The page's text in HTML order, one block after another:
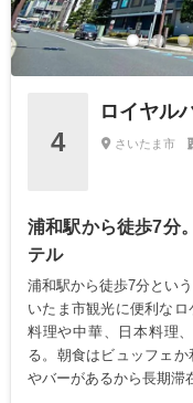
4
ロイヤル
さいたま市
浦和駅から徒歩7分
テル
浦和駅から徒歩7分とい
いたま市観光に便利な
料理や中華、日本料理
る。朝食はビュッフェ
やバーがあるから長期滞